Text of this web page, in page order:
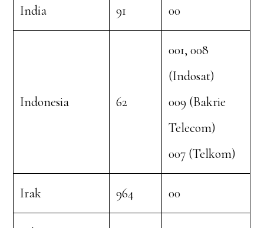
India 91 00
Indonesia 62
001, 008
(Indosat)
009 (Bakrie
Telecom)
007 (Telkom)
Irak 964 00